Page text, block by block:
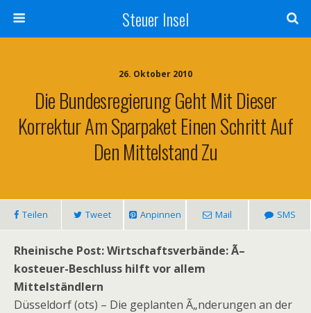
Steuer Insel
26. Oktober 2010
Die Bundesregierung Geht Mit Dieser
Korrektur Am Sparpaket Einen Schritt Auf
Den Mittelstand Zu
Teilen Tweet Anpinnen Mail SMS
Rheinische Post: Wirtschaftsverbände: Ã–
kosteuer-Beschluss hilft vor allem
Mittelständlern
Düsseldorf (ots) – Die geplanten Ã„nderungen an der